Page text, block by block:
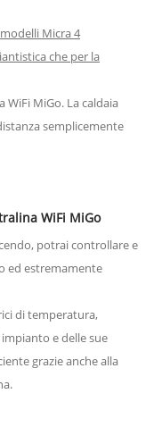
Micra 4
che per la
MiGo. La caldaia
semplicemente
WiFi MiGo
potrai controllare e
ed estremamente
di temperatura,
e delle sue
grazie anche alla